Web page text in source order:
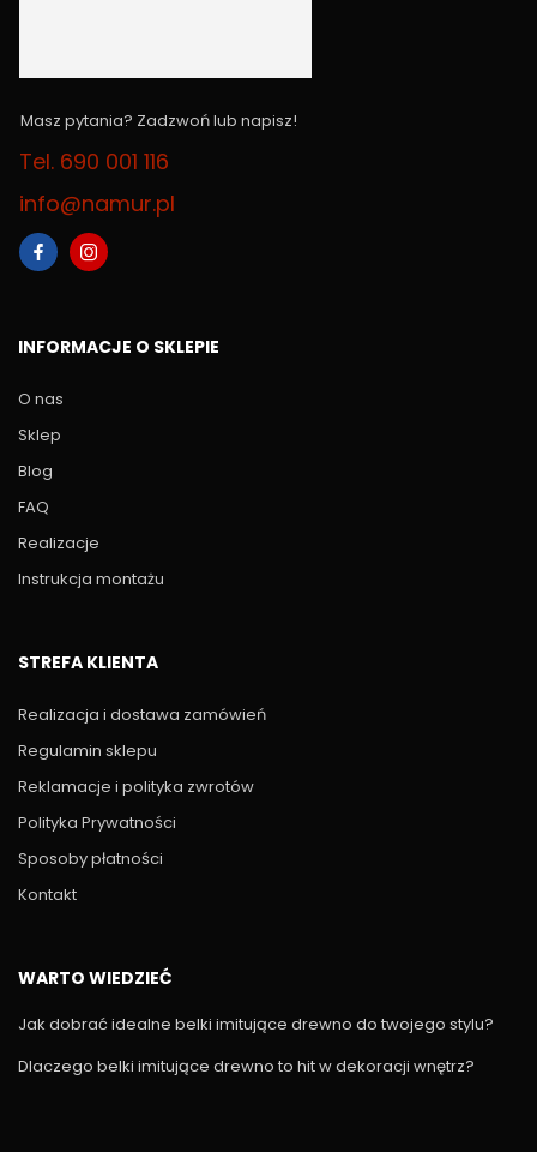
Masz pytania? Zadzwoń lub napisz!
Tel. 690 001 116
info@namur.pl
INFORMACJE O SKLEPIE
O nas
Sklep
Blog
FAQ
Realizacje
Instrukcja montażu
STREFA KLIENTA
Realizacja i dostawa zamówień
Regulamin sklepu
Reklamacje i polityka zwrotów
Polityka Prywatności
Sposoby płatności
Kontakt
WARTO WIEDZIEĆ
Jak dobrać idealne belki imitujące drewno do twojego stylu?
Dlaczego belki imitujące drewno to hit w dekoracji wnętrz?